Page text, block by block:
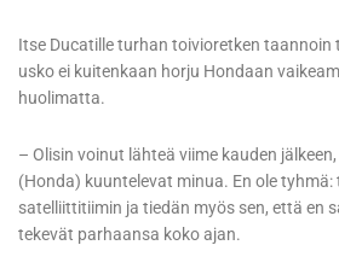
Itse Ducatille turhan toivioretken taannoin
usko ei kuitenkaan horju Hondaan
huolimatta.
– Olisin voinut lähteä viime kauden
(Honda) kuuntelevat minua. En ole tyhmä:
satelliittitiimin ja tiedän myös sen, että en
tekevät parhaansa koko ajan.